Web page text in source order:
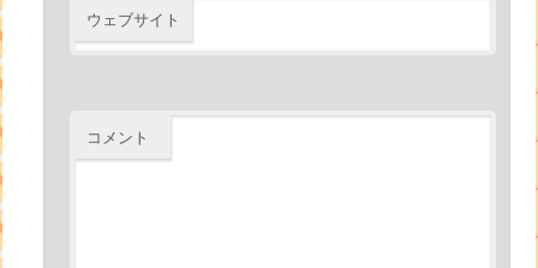
ウェブサイト
コメント